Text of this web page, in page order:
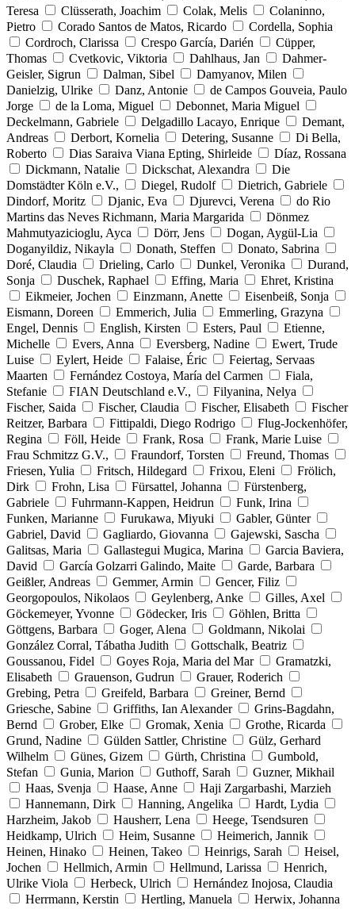
Teresa
Clüsserath, Joachim Colak, Melis
Colaninno,
Pietro
Corado Santos de Matos, Ricardo
Cordella, Sophia
Cordroch, Clarissa
Crespo García, Darién
Cüpper,
Thomas
Cvetkovic, Viktoria Dahlhaus, Jan
Dahmer-
Geisler, Sigrun
Dalman, Sibel
Damyanov, Milen
Danielzig, Ulrike
Danz, Antonie
de Campos Gouveia, Paulo
Jorge
de la Loma, Miguel
Debonnet, Maria Miguel
Deckelmann, Gabriele
Delgadillo Lacayo, Enrique
Demant,
Andreas
Derbort, Kornelia Detering, Susanne
Di Bella,
Roberto
Dias Saraiva Viana Epting, Shirleide
Díaz, Rossana
Dickmann, Natalie
Dickschat, Alexandra
Die
Domstädter Köln e.V.,
Diegel, Rudolf
Dietrich, Gabriele
Dindorf, Moritz
Djanic, Eva Djurevci, Verena
do Rio
Martins das Neves Richmann, Maria Margarida
Dönmez
Mahmutyazicioglu, Ayca
Dörr, Jens
Dogan, Aygül-Lia
Doganyildiz, Nikayla
Donath, Steffen
Donato, Sabrina
Doré, Claudia
Drieling, Carlo Dunkel, Veronika
Durand,
Sonja
Duschek, Raphael Effing, Maria
Ehret, Kristina
Eikmeier, Jochen
Einzmann, Anette
Eisenbeiß, Sonja
Eismann, Doreen
Emmerich, Julia
Emmerling, Grazyna
Engel, Dennis
English, Kirsten Esters, Paul
Etienne,
Michelle
Evers, Anna Eversberg, Nadine
Ewert, Trude
Luise
Eylert, Heide Falaise, Éric
Feiertag, Servaas
Maarten
Fernández Costoya, María del Carmen
Fiala,
Stefanie
FIAN Deutschland e.V.,
Filyanina, Nelya
Fischer, Saida
Fischer, Claudia Fischer, Elisabeth
Fischer
Reitzer, Barbara
Fittipaldi, Diego Rodrigo
Flug-Jockenhöfer,
Regina
Föll, Heide Frank, Rosa
Frank, Marie Luise
Frau Schmitzz G.V.,
Fraundorf, Torsten
Freund, Thomas
Friesen, Yulia
Fritsch, Hildegard Frixou, Eleni
Frölich,
Dirk
Frohn, Lisa Fürsattel, Johanna
Fürstenberg,
Gabriele
Fuhrmann-Kappen, Heidrun
Funk, Irina
Funken, Marianne
Furukawa, Miyuki
Gabler, Günter
Gabriel, David
Gagliardo, Giovanna
Gajewski, Sascha
Galitsas, Maria
Gallastegui Mugica, Marina
Garcia Baviera,
David
García Golzarri Galindo, Maite
Garde, Barbara
Geißler, Andreas
Gemmer, Armin
Gencer, Filiz
Georgopoulos, Nikolaos
Geylenberg, Anke
Gilles, Axel
Göckemeyer, Yvonne
Gödecker, Iris
Göhlen, Britta
Göttgens, Barbara
Goger, Alena
Goldmann, Nikolai
González Corral, Tábatha Judith
Gottschalk, Beatriz
Goussanou, Fidel
Goyes Roja, Maria del Mar
Gramatzki,
Elisabeth
Grauenson, Gudrun
Grauer, Roderich
Grebing, Petra
Greifeld, Barbara
Greiner, Bernd
Griesche, Sabine
Griffiths, Ian Alexander
Grins-Bagdahn,
Bernd
Grober, Elke Gromak, Xenia
Grothe, Ricarda
Grund, Nadine
Gülden Sattler, Christine
Gülz, Gerhard
Wilhelm
Günes, Gizem Gürth, Christina
Gumbold,
Stefan
Gunia, Marion Guthoff, Sarah
Guzner, Mikhail
Haas, Svenja
Haase, Anne
Haji Zargarbashi, Marzieh
Hannemann, Dirk
Hanning, Angelika
Hardt, Lydia
Harzheim, Jakob
Hausherr, Lena
Heege, Tsendsuren
Heidkamp, Ulrich
Heim, Susanne
Heimerich, Jannik
Heinen, Hinako
Heinen, Takeo Heinrigs, Sarah
Heisel,
Jochen
Hellmich, Armin Hellmund, Larissa
Henrich,
Ulrike Viola
Herbeck, Ulrich
Hernández Inojosa, Claudia
Herrmann, Kerstin
Hertling, Manuela
Herwix, Johanna